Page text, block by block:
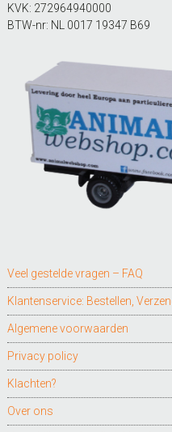
KVK: 272964940000
BTW-nr: NL 0017 19347 B69
Veel gestelde vragen – FAQ
Klantenservice: Bestellen,
Algemene voorwaarden
Privacy policy
Klachten?
Over ons